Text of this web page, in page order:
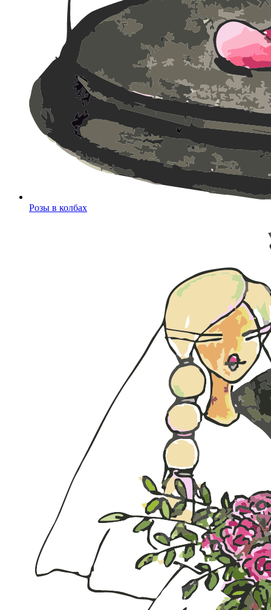
Розы в колбах